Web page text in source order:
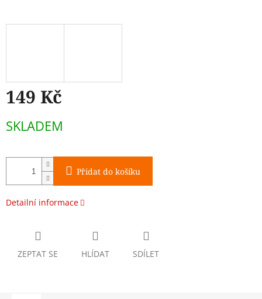
149 Kč
cena:
SKLADEM
Přidat do košíku
Detailní informace
ZEPTAT SE HLÍDAT SDÍLET